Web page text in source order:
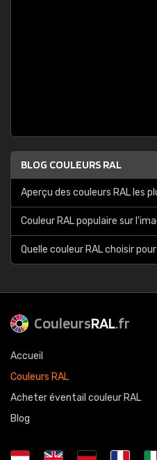
BLOG COULEURS RAL
Aperçu des couleurs RAL les
Couleur RAL populaire sur
Quelle couleur RAL choisir
CouleursRAL.fr
Accueil
Couleurs RAL
Acheter éventail couleur RAL
Blog